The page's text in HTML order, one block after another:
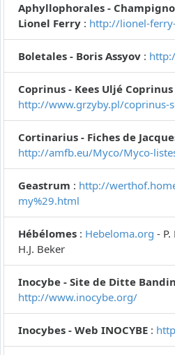
Aphyllophorales -
Lionel Ferry : http://lionel-
Boletales - Boris Assyov :
Coprinus - Kees Uljé
http://www.grzyby.pl/coprinus-
Cortinarius - Fiches de
http://amfb.eu/Myco/Myco-
Geastrum : http://
my%29.html
Hébélomes : Hebeloma.org -
H.J. Beker
Inocybe - Site de Ditte
http://www.inocybe.org/
Inocybes - Web INOCYBE :